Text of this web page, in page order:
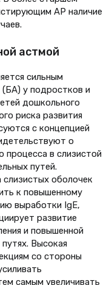
АР наличие
астмой
сильным
у подростков и
дошкольного
риска развития
с концепцией
о
процесса в слизистой
путей.
оболочек
к повышенному
выработки IgE,
развитие
и повышенной
Высокая
со стороны
самым увеличивать